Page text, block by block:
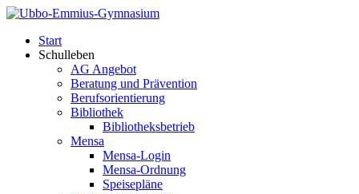
Start
Schulleben
AG Angebot
Beratung und Prävention
Berufsorientierung
Bibliothek
Bibliotheksbetrieb
Mensa
Mensa-Login
Mensa-Ordnung
Speisepläne